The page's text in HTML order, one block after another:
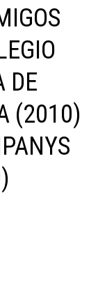
DE
(2010)